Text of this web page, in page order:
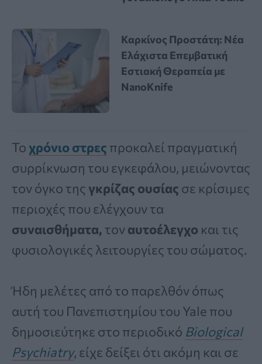
Καρκίνος Προστάτη: Νέα
Ελάχιστα Επεμβατική
Εστιακή Θεραπεία με
NanoKnife
Τοχρόνιο στρες προκαλεί πραγματική
συρρίκνωση του εγκεφάλου, μειώνοντας
τον όγκο τηςγκρίζας ουσίας σε κρίσιμες
περιοχές που ελέγχουν τα
συναισθήματα, τον αυτοέλεγχο και τις
φυσιολογικές λειτουργίες του σώματος.
Ήδη μελέτες από το παρελθόν όπως
αυτή του Πανεπιστημίου του Yale που
δημοσιεύτηκε στο περιοδικό Biological
Psychiatry, είχε δείξει ότι ακόμη και σε